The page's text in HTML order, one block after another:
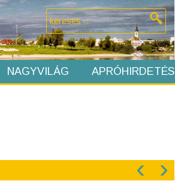
NAGYVILÁG APRÓHIRDETÉS
‹ ›